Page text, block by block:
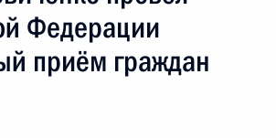
Федерации
приём граждан